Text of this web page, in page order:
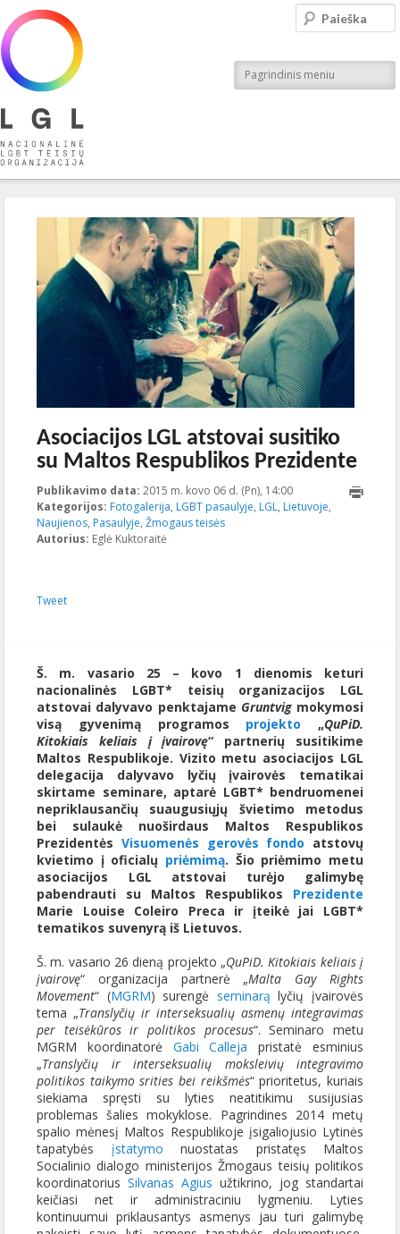
Nacionalinė LGBT teisių organizacija
Pagrindinis meniu
Paieška
Asociacijos LGL atstovai susitiko
su Maltos Respublikos Prezidente
Publikavimo data: 2015 m. kovo 06 d. (Pn), 14:00
20T14:16:55+00:00
Kategorijos: Fotogalerija, LGBT pasaulyje, LGL, Lietuvoje,
Naujienos, Pasaulyje, Žmogaus teisės
Autorius: Eglė Kuktoraitė
Tweet
Š. m. vasario 25 – kovo 1 dienomis keturi
nacionalinės LGBT* teisių organizacijos LGL
atstovai dalyvavo penktajame Gruntvigmokymosi
visą gyvenimą programos projekto „QuPiD.
Kitokiais keliais į įvairovę“ partnerių susitikime
Maltos Respublikoje. Vizito metu asociacijos LGL
delegacija dalyvavo lyčių įvairovės tematikai
skirtame seminare, aptarė LGBT* bendruomenei
nepriklausančių suaugusiųjų švietimo metodus
bei sulaukė nuoširdaus Maltos Respublikos
Prezidentės Visuomenės gerovės fondo atstovų
kvietimo į oficialų priėmimą. Šio priėmimo metu
asociacijos LGL atstovai turėjo galimybę
pabendrauti su Maltos Respublikos Prezidente
Marie Louise Coleiro Preca ir įteikė jai LGBT*
tematikos suvenyrą iš Lietuvos.
Š. m. vasario 26 dieną projekto „QuPiD. Kitokiais keliais į
įvairovę“ organizacija partnerė „Malta Gay Rights
Movement“ (MGRM) surengė seminarą lyčių įvairovės
tema „Translyčių ir interseksualių asmenų integravimas
per teisėkūros ir politikos procesus“. Seminaro metu
MGRM koordinatorė Gabi Calleja pristatė esminius
„Translyčių ir interseksualių moksleivių integravimo
politikos taikymo srities bei reikšmės“ prioritetus, kuriais
siekiama spręsti su lyties neatitikimu susijusias
problemas šalies mokyklose. Pagrindines 2014 metų
spalio mėnesį Maltos Respublikoje įsigaliojusio Lytinės
tapatybės įstatymo nuostatas pristatęs Maltos
Socialinio dialogo ministerijos Žmogaus teisių politikos
koordinatorius Silvanas Agius užtikrino, jog standartai
keičiasi net ir administraciniu lygmeniu. Lyties
kontinuumui priklausantys asmenys jau turi galimybę